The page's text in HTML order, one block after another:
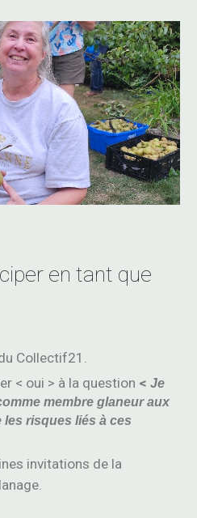
en tant que
Collectif21.
< oui > à la question <Je
membre glaneur aux
risques liés à ces
invitations de la